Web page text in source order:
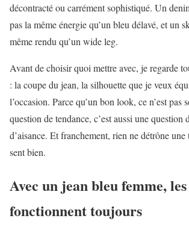
décontracté ou carrément sophistiqué. Un
pas la même énergie qu’un bleu délavé, et un
même rendu qu’un wide leg.
Avant de choisir quoi mettre avec, je regarde
: la coupe du jean, la silhouette que je veux
l’occasion. Parce qu’un bon look, ce n’est pas
question de tendance, c’est aussi une question
d’aisance. Et franchement, rien ne détrône une
sent bien.
Avec un jean bleu femme,
fonctionnent toujours